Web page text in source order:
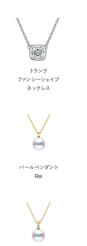
トランク
ファンシーシェイプ
ネックレス
パールペンダント
Rei